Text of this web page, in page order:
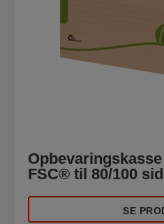
FSC® til 80/100
SE